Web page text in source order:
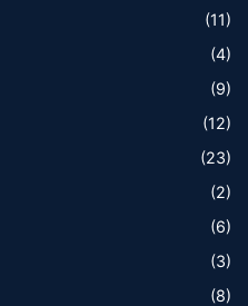
(11)
(4)
(9)
(12)
(23)
(2)
(6)
(3)
(8)